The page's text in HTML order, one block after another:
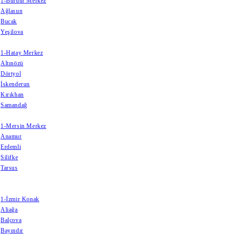
Ağlasun
Bucak
Yeşilova
1-Hatay Merkez
Altınözü
Dörtyol
İskenderun
Kırıkhan
Samandağ
1-Mersin Merkez
Anamur
Erdemli
Silifke
Tarsus
1-İzmir Konak
Aliağa
Balçova
Bayındır